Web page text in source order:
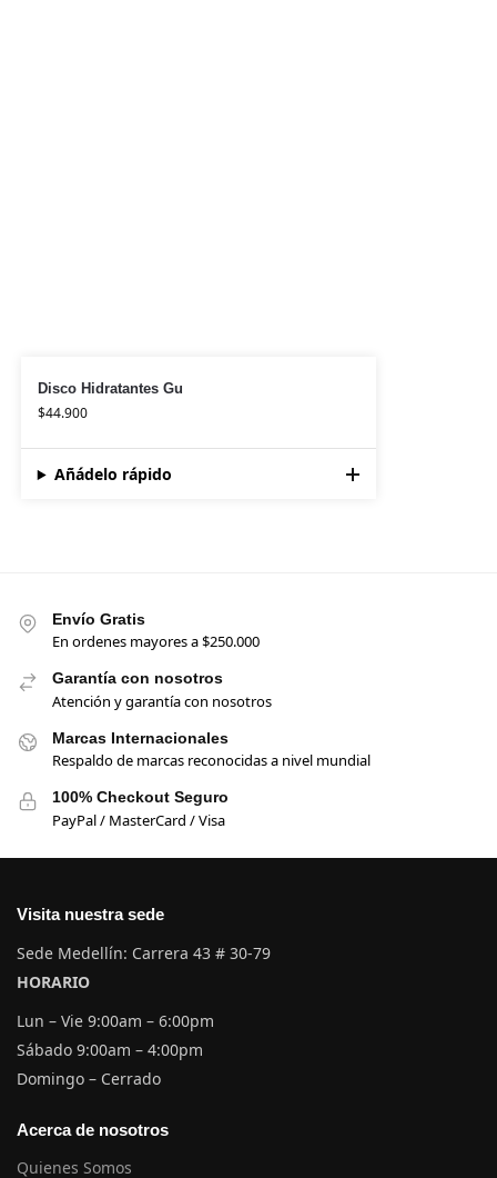
Disco Hidratantes Gu
$44.900
Añádelo rápido
Envío Gratis
En ordenes mayores a $250.000
Garantía con nosotros
Atención y garantía con nosotros
Marcas Internacionales
Respaldo de marcas reconocidas a nivel mundial
100% Checkout Seguro
PayPal / MasterCard / Visa
Visita nuestra sede
Sede Medellín: Carrera 43 # 30-79
HORARIO
Lun – Vie 9:00am – 6:00pm
Sábado 9:00am – 4:00pm
Domingo – Cerrado
Acerca de nosotros
Quienes Somos